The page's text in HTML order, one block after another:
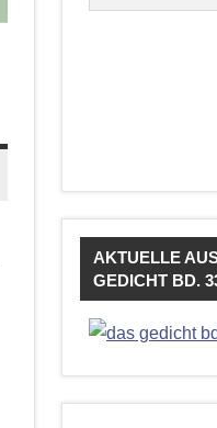
AKTUELLE
GEDICHT BD.